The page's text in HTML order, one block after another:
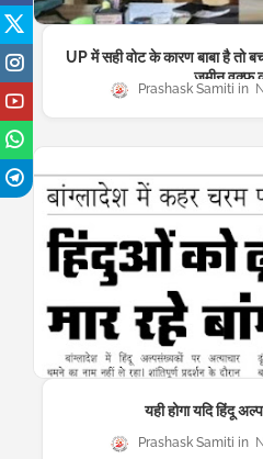
UP में सही वोट के कारण बाबा है तो
जमीन वक्फ
Prashask Samiti
यही होगा यदि हिंदू
Prashask Samiti